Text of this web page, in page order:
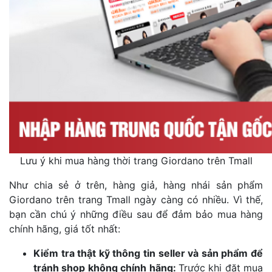
Lưu ý khi mua hàng thời trang Giordano trên Tmall
Như chia sẻ ở trên, hàng giả, hàng nhái sản phẩm
Giordano trên trang Tmall ngày càng có nhiều. Vì thế,
bạn cần chú ý những điều sau để đảm bảo mua hàng
chính hãng, giá tốt nhất:
Kiểm tra thật kỹ thông tin seller và sản phẩm để
tránh shop không chính hãng: Trước khi đặt mua